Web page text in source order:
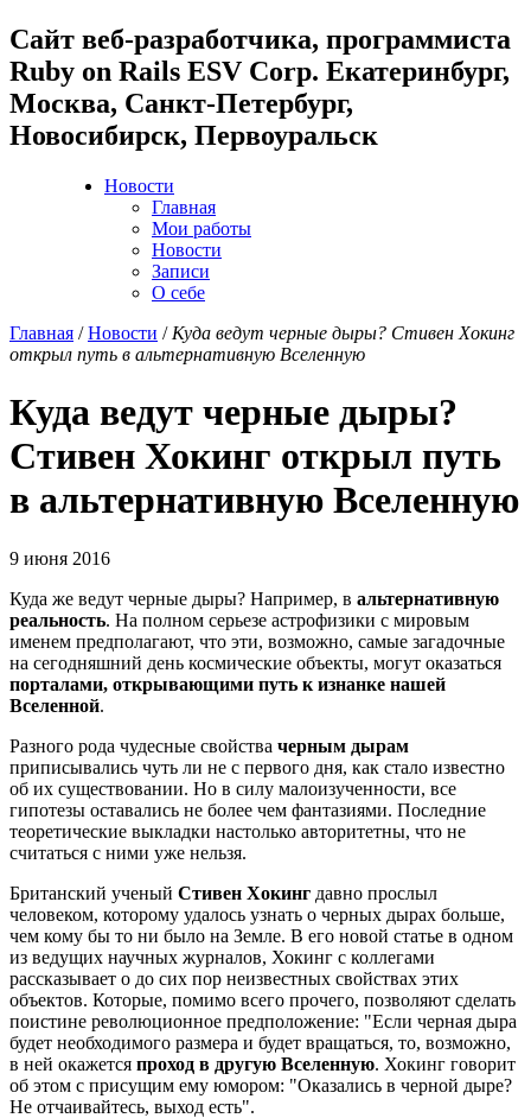
Cайт веб-разработчика, программиста
Ruby on Rails ESV Corp. Екатеринбург,
Москва, Санкт-Петербург,
Новосибирск, Первоуральск
Новости
Главная
Мои работы
Новости
Записи
О себе
Главная /Новости / Куда ведут черные дыры? Стивен Хокинг
открыл путь в альтернативную Вселенную
Куда ведут черные дыры?
Стивен Хокинг открыл путь
в альтернативную Вселенную
9 июня 2016
Куда же ведут черные дыры? Например, в альтернативную
реальность. На полном серьезе астрофизики с мировым
именем предполагают, что эти, возможно, самые загадочные
на сегодняшний день космические объекты, могут оказаться
порталами, открывающими путь к изнанке нашей
Вселенной.
Разного рода чудесные свойства черным дырам
приписывались чуть ли не с первого дня, как стало известно
об их существовании. Но в силу малоизученности, все
гипотезы оставались не более чем фантазиями. Последние
теоретические выкладки настолько авторитетны, что не
считаться с ними уже нельзя.
Британский ученый Стивен Хокинг давно прослыл
человеком, которому удалось узнать о черных дырах больше,
чем кому бы то ни было на Земле. В его новой статье в одном
из ведущих научных журналов, Хокинг с коллегами
рассказывает о до сих пор неизвестных свойствах этих
объектов. Которые, помимо всего прочего, позволяют сделать
поистине революционное предположение: "Если черная дыра
будет необходимого размера и будет вращаться, то, возможно,
в ней окажется проход в другую Вселенную. Хокинг говорит
об этом с присущим ему юмором: "Оказались в черной дыре?
Не отчаивайтесь, выход есть".